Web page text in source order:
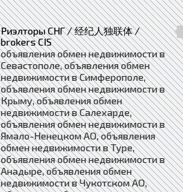
Риэлторы СНГ / 经纪人独联体 /
brokers CIS
объявления обмен недвижимости в
Севастополе, объявления обмен
недвижимости в Симферополе,
объявления обмен недвижимости в
Крыму, объявления обмен
недвижимости в Салехарде,
объявления обмен недвижимости в
Ямало-Ненецком АО, объявления
обмен недвижимости в Туре,
объявления обмен недвижимости в
Анадыре, объявления обмен
недвижимости в Чукотском АО,